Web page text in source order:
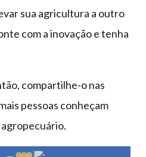
sua agricultura a outro
com a inovação e tenha
compartilhe-o nas
pessoas conheçam